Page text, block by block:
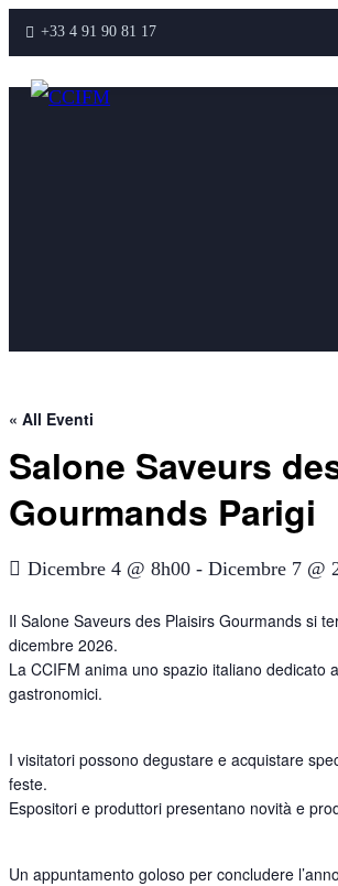
+33 4 91 90 81 17
« All Eventi
Salone Saveurs
Gourmands Parigi
Dicembre 4 @ 8h00 - Dicembre 7 @
Il Salone Saveurs des Plaisirs Gourmands si
dicembre 2026.
La CCIFM anima uno spazio italiano dedicato
gastronomici.
I visitatori possono degustare e acquistare
feste.
Espositori e produttori presentano novità e
Un appuntamento goloso per concludere